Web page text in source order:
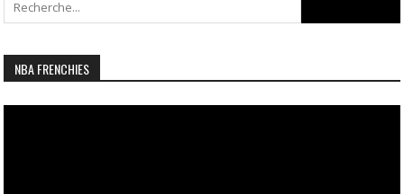
for:
NBA FRENCHIES